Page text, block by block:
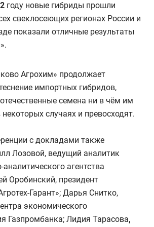
году новые гибриды прошли
свеклосеющих регионах России и
показали отличные результаты
Агрохим» продолжает
импортных гибридов,
семена ни в чём им
некоторых случаях и превосходят.
с докладами также
Лозовой, ведущий аналитик
агентства
Оробинский, президент
Гарант»; Дарья Снитко,
экономического
Газпромбанка; Лидия Тарасова,